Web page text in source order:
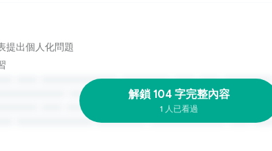
提出個人化問題
解鎖 104 字完整內容
1 人已看過